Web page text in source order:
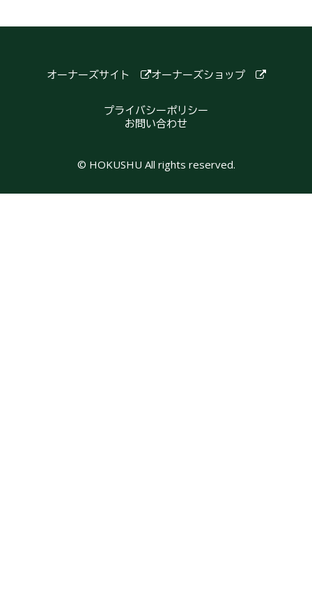
オーナーズサイト オーナーズショップ
プライバシーポリシー
お問い合わせ
© HOKUSHU All rights reserved.